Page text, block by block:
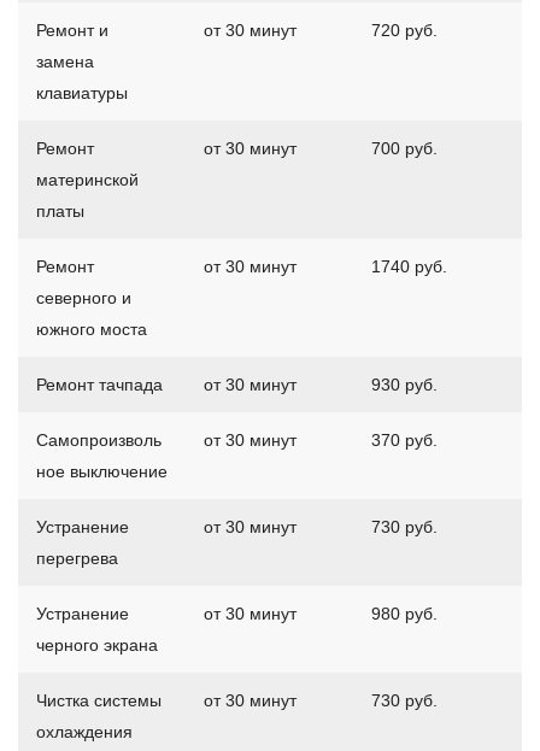
Ремонт и
замена
клавиатуры
от 30 минут 720 руб.
Ремонт
материнской
платы
от 30 минут 700 руб.
Ремонт
северного и
южного моста
от 30 минут 1740 руб.
Ремонт тачпада от 30 минут 930 руб.
Самопроизволь
ное выключение
от 30 минут 370 руб.
Устранение
перегрева
от 30 минут 730 руб.
Устранение
черного экрана
от 30 минут 980 руб.
Чистка системы
охлаждения
от 30 минут 730 руб.